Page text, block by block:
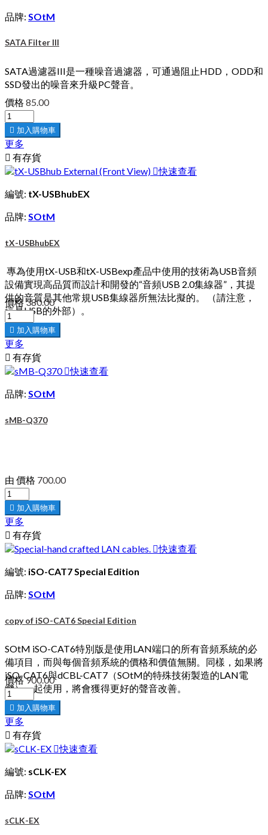
品牌: SOtM
SATA Filter III
SATA過濾器III是一種噪音過濾器，可通過阻止HDD，ODD和
SSD發出的噪音來升級PC聲音。
價格 85.00
 加入購物車
更多
 有存貨
快速查看
編號: tX-USBhubEX
品牌: SOtM
tX-USBhubEX
專為使用tX-USB和tX-USBexp產品中使用的技術為USB音頻
設備實現高品質而設計和開發的“音頻USB 2.0集線器”，其提
供的音質是其他常規USB集線器所無法比擬的。 （請注意，
這是USB的外部）。
價格 380.00
 加入購物車
更多
 有存貨
快速查看
品牌: SOtM
sMB-Q370
由 價格 700.00
 加入購物車
更多
 有存貨
快速查看
編號: iSO-CAT7 Special Edition
品牌: SOtM
copy of iSO-CAT6 Special Edition
SOtM iSO-CAT6特別版是使用LAN端口的所有音頻系統的必
備項目，而與每個音頻系統的價格和價值無關。同樣，如果將
iSO-CAT6與dCBL-CAT7（SOtM的特殊技術製造的LAN電
纜）一起使用，將會獲得更好的聲音改善。
價格900.00
 加入購物車
更多
 有存貨
快速查看
編號: sCLK-EX
品牌: SOtM
sCLK-EX